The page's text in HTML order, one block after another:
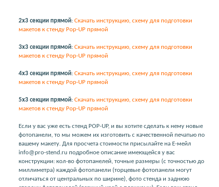
2х3 секции прямой: Скачать инструкцию, схему для подготовки
макетов к стенду Pop-UP прямой
3х3 секции прямой: Скачать инструкцию, схему для подготовки
макетов к стенду Pop-UP прямой
4х3 секции прямой: Скачать инструкцию, схему для подготовки
макетов к стенду Pop-UP прямой
5х3 секции прямой: Скачать инструкцию, схему для подготовки
макетов к стенду Pop-UP прямой
Если у вас уже есть стенд POP-UP, и вы хотите сделать к нему новые
фотопанели, то мы можем их изготовить с качественной печатью по
вашему макету. Для просчета стоимости присылайте на Е-мейл
info@pro-stend.ru подробное описание имеющейся у вас
конструкции: кол-во фотопанелей, точные размеры (с точностью до
миллиметра) каждой фотопанели (торцевые фотопанели могут
отличаться от центральных по ширине), фото стенда и заднюю